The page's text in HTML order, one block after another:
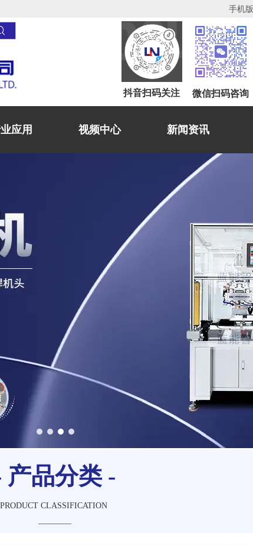
手机版
抖音扫码关注 微信扫码咨询
应用 视频中心 新闻资讯
产品分类 -
PRODUCT CLASSIFICATION
————